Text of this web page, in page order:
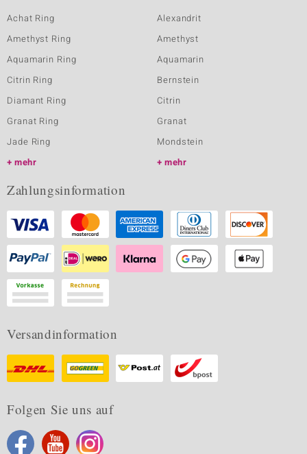
Achat Ring
Amethyst Ring
Aquamarin Ring
Citrin Ring
Diamant Ring
Granat Ring
Jade Ring
mehr
Alexandrit
Amethyst
Aquamarin
Bernstein
Citrin
Granat
Mondstein
mehr
Zahlungsinformation
Versandinformation
Folgen Sie uns auf